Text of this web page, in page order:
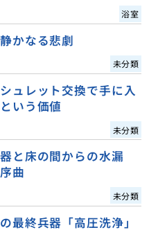
浴室
かなる悲劇
未分類
ュレット交換で手に入
いう価値
未分類
と床の間からの水漏
曲
未分類
最終兵器「高圧洗浄」